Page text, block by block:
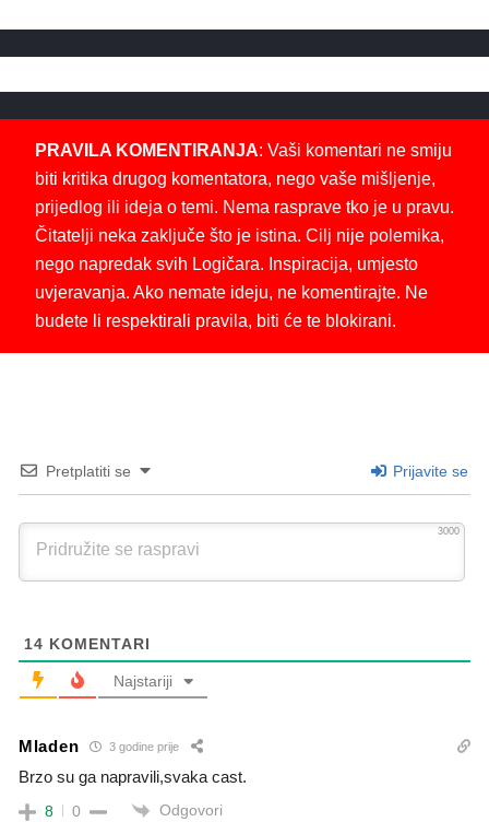
PRAVILA KOMENTIRANJA: Vaši komentari ne smiju
biti kritika drugog komentatora, nego vaše mišljenje,
prijedlog ili ideja o temi. Nema rasprave tko je u pravu.
Čitatelji neka zaključe što je istina. Cilj nije polemika,
nego napredak svih Logičara. Inspiracija, umjesto
uvjeravanja. Ako nemate ideju, ne komentirajte. Ne
budete li respektirali pravila, biti će te blokirani.
Pretplatiti se Prijavite se
3000
14 KOMENTARI
Najstariji
Mladen 3 godine prije
Brzo su ga napravili,svaka cast.
8 0 Odgovori